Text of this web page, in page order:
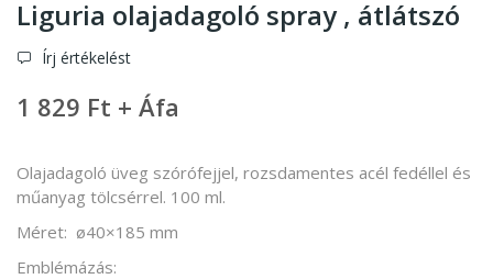
Liguria olajadagoló spray , átlátszó
Írj értékelést
1 829 Ft + Áfa
Olajadagoló üveg szórófejjel, rozsdamentes acél fedéllel és
műanyag tölcsérrel. 100 ml.
Méret: ø40×185 mm
Emblémázás: